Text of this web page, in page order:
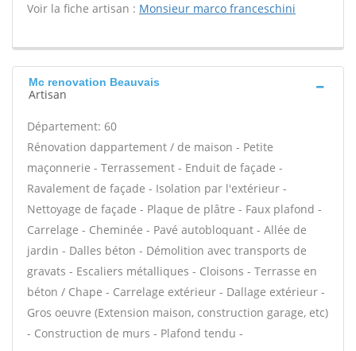
Voir la fiche artisan : Monsieur marco franceschini
Mc renovation Beauvais
Artisan
Département: 60
Rénovation dappartement / de maison - Petite
maçonnerie - Terrassement - Enduit de façade -
Ravalement de façade - Isolation par l'extérieur -
Nettoyage de façade - Plaque de plâtre - Faux plafond -
Carrelage - Cheminée - Pavé autobloquant - Allée de
jardin - Dalles béton - Démolition avec transports de
gravats - Escaliers métalliques - Cloisons - Terrasse en
béton / Chape - Carrelage extérieur - Dallage extérieur -
Gros oeuvre (Extension maison, construction garage, etc)
- Construction de murs - Plafond tendu -